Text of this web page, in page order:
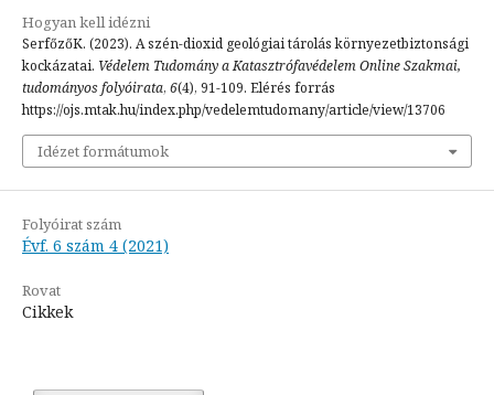
Hogyan kell idézni
SerfőzőK. (2023). A szén-dioxid geológiai tárolás környezetbiztonsági
kockázatai. Védelem Tudomány a Katasztrófavédelem Online Szakmai,
tudományos folyóirata, 6(4), 91-109. Elérés forrás
https://ojs.mtak.hu/index.php/vedelemtudomany/article/view/13706
Idézet formátumok
Folyóirat szám
Évf. 6 szám 4 (2021)
Rovat
Cikkek